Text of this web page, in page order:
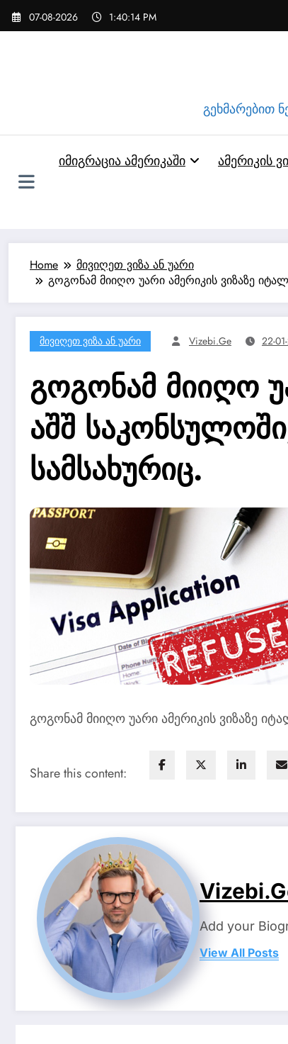
Skip
07-08-2026 1:40:14 PM
გეხმარებით
იმიგრაცია ამერიკაში ამერიკის
Home
მივიღეთ ვიზა ან უარი
გოგონამ მიიღო უარი ამერიკის ვიზაზე
Მივიღეთ Ვიზა Ან Უარი Vizebi.ge 22-
გოგონამ მიიღო
აშშ
სამსახურიც.
გოგონამ მიიღო უარი ამერიკის ვიზაზე
Share this content:
Add your
View All Posts